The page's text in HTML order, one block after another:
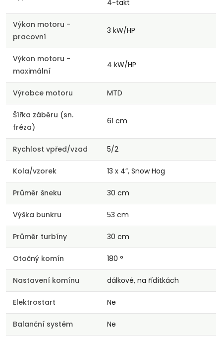
4-takt
Výkon motoru -
pracovní
3 kW/HP
Výkon motoru -
maximální
4 kW/HP
Výrobce motoru MTD
Šířka záběru (sn.
fréza)
61 cm
Rychlost vpřed/vzad 5/2
Kola/vzorek 13 x 4”, Snow Hog
Průměr šneku 30 cm
Výška bunkru 53 cm
Průměr turbíny 30 cm
Otočný komín 180 °
Nastavení komínu dálkové, na řídítkách
Elektrostart Ne
Balanční systém Ne